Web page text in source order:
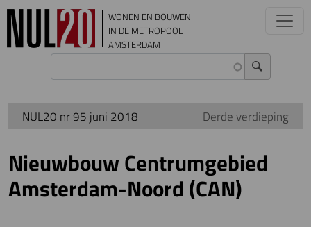
Overslaan en naar de inhoud gaan
WONEN EN BOUWEN
IN DE METROPOOL
AMSTERDAM
NUL20 nr 95 juni 2018 Derde verdieping
Nieuwbouw Centrumgebied
Amsterdam-Noord (CAN)